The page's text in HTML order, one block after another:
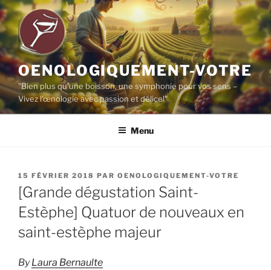
Aller
au
contenu
principal
OENOLOGIQUEMENT-VOTRE
"Bien plus qu'une boisson, une symphonie pour vos sens –
Vivez l'œnologie avec passion et délice!"
Menu
PUBLIÉ
LE
15 FÉVRIER 2018 PAR OENOLOGIQUEMENT-VOTRE
[Grande dégustation Saint-
Estèphe] Quatuor de nouveaux en
saint-estèphe majeur
ByLaura Bernaulte